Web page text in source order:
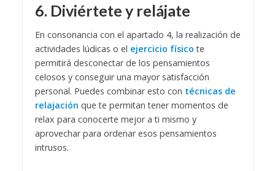
6. Diviértete y relájate
En consonancia con el apartado 4, la realización de
actividades lúdicas o el ejercicio físico te
permitirá desconectar de los pensamientos
celosos y conseguir una mayor satisfacción
personal. Puedes combinar esto con técnicas de
relajación que te permitan tener momentos de
relax para conocerte mejor a ti mismo y
aprovechar para ordenar esos pensamientos
intrusos.